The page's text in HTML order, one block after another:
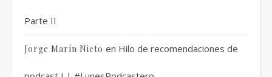
Parte II
Jorge Marín Nieto en Hilo de recomendaciones de